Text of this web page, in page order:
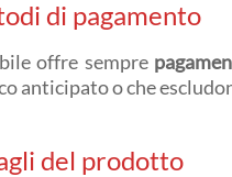
di pagamento
offre sempre
anticipato o che
del prodotto